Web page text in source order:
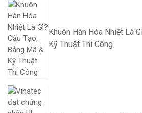
Khuôn Hàn Hóa Nhiệt Là
Kỹ Thuật Thi Công